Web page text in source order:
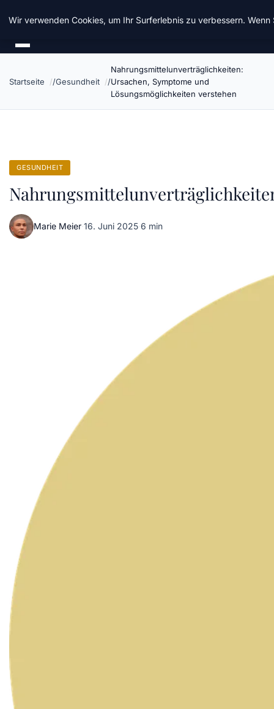
Chinavisum24
Startseite Gesundheit
Nahrungsmittelunverträglichkeiten:
Ursachen, Symptome und
Lösungsmöglichkeiten verstehen
GESUNDHEIT
Marie Meier·16. Juni 2025·6 min
Wir verwenden Cookies, um Ihr Surferlebnis zu verbessern.